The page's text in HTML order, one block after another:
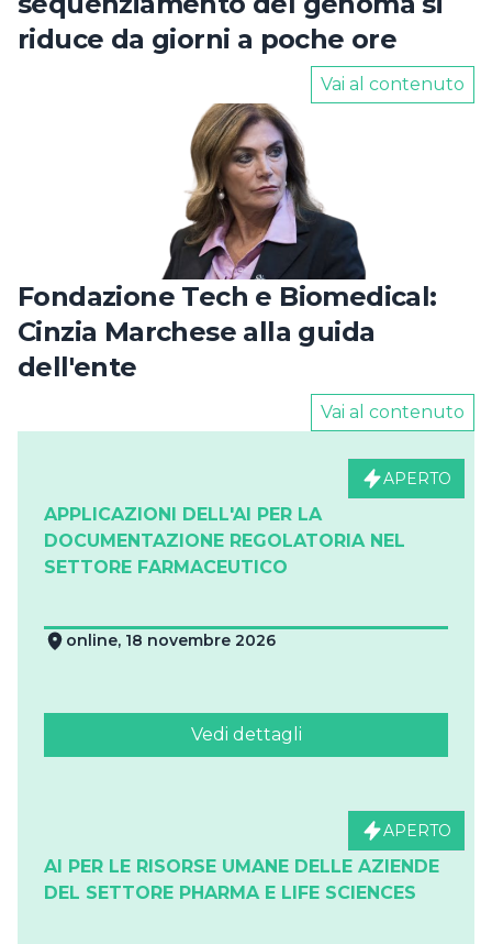
riduce da giorni a poche ore
Vai al contenuto
Fondazione Tech e Biomedical:
Cinzia Marchese alla guida
dell'ente
Vai al contenuto
APERTO
APPLICAZIONI DELL'AI PER LA
DOCUMENTAZIONE REGOLATORIA NEL
SETTORE FARMACEUTICO
online, 18 novembre 2026
Vedi dettagli
APERTO
AI PER LE RISORSE UMANE DELLE AZIENDE
DEL SETTORE PHARMA E LIFE SCIENCES